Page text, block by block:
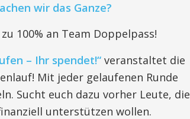
wir das Ganze?
100% an Team Doppelpass!
– Ihr spendet!“veranstaltet die
Mit jeder gelaufenen Runde
Sucht euch dazu vorher Leute, die
unterstützen wollen.